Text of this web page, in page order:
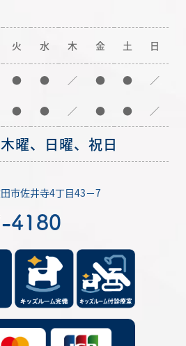
火 水 木 金 土 日
● ● ／ ● ● ／
● ● ／ ● ● ／
曜、日曜、祝日
市佐井寺4丁目43－7
4180